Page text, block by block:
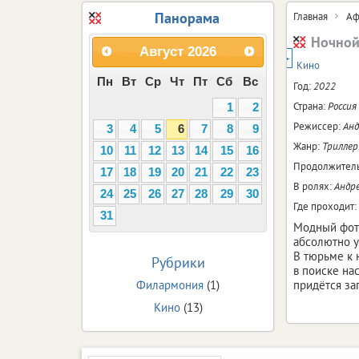
Главная
18+
Кино
Год:2022
Страна:Россия
Режиссер:
Жанр: Триллер
В ролях:
Где проходит:
Модный
абсолютно
В тюрьме к
в поиске
придётся
Панорама
Август 2026
Пн Вт Ср Чт Пт Сб
Вс
1
2
3
4 5 6 7 8
9
10
11 12 13 14 15
16
17
18 19 20 21 22
23
24
25 26 27 28 29
30
31
Рубрики
Филармония (1)
Кино(13)